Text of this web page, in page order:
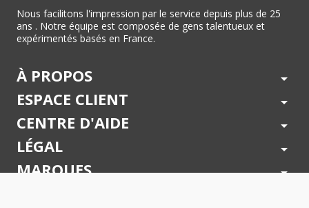
Nous facilitons l'impression par le service depuis plus de 25
ans . Notre équipe est composée de gens talentueux et
expérimentés basés en France.
À PROPOS arrow_drop_down
ESPACE CLIENT arrow_drop_down
CENTRE D'AIDE arrow_drop_down
LÉGAL arrow_drop_down
MARQUES arrow_drop_down